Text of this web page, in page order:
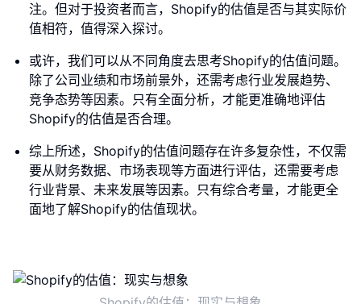
注。但对于投资者而言，Shopify的估值是否与其实际价
值相符，值得深入探讨。
或许，我们可以从不同角度去思考Shopify的估值问题。
除了公司业绩和市场前景外，还需考虑行业发展趋势、
竞争态势等因素。只有全面分析，才能更准确地评估
Shopify的估值是否合理。
综上所述，Shopify的估值问题存在许多复杂性，不仅需
要从财务数据、市场表现等方面进行评估，还需要考虑
行业背景、未来发展等因素。只有综合考量，才能更全
面地了解Shopify的估值现状。